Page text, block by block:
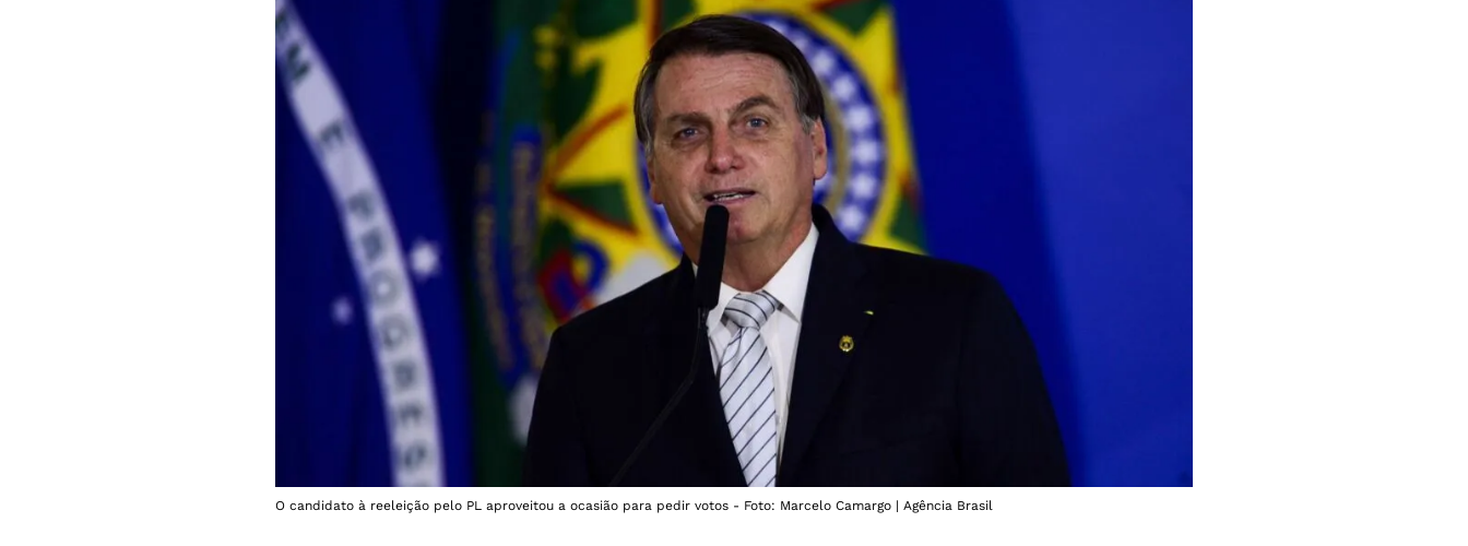
O candidato à reeleição pelo PL aproveitou a ocasião para pedir votos - Foto: Marcelo Camargo | Agência Brasil